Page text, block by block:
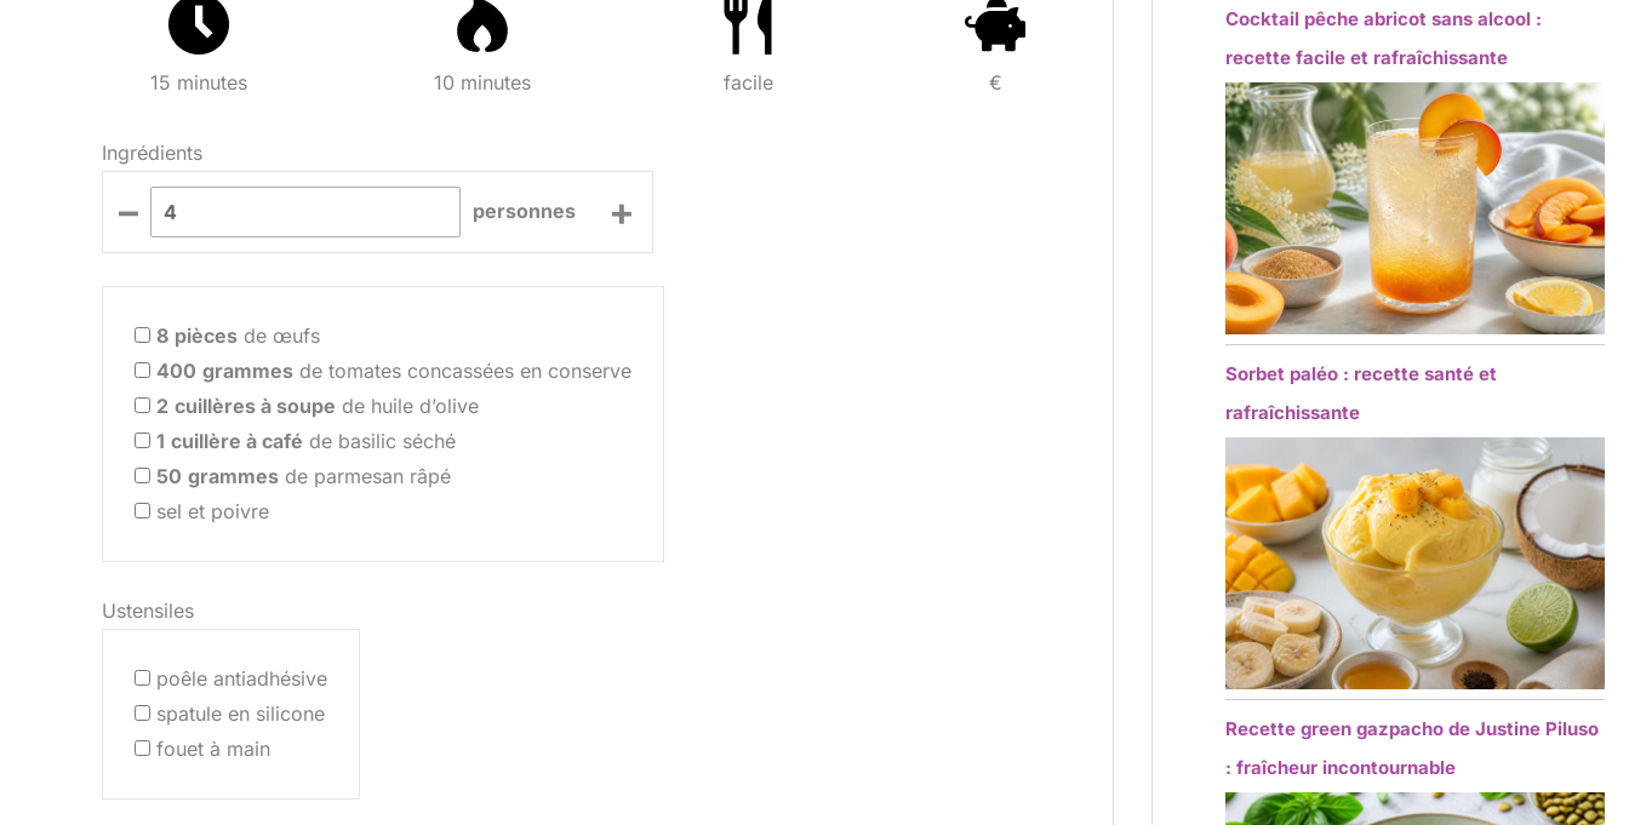
15 minutes 10 minutes facile €
Ingrédients
– personnes +
8 pièces de œufs
400 grammes de tomates concassées en conserve
2 cuillères à soupe de huile d’olive
1 cuillère à café de basilic séché
50 grammes de parmesan râpé
sel et poivre
Ustensiles
poêle antiadhésive
spatule en silicone
fouet à main
Cocktail pêche abricot sans alcool :
recette facile et rafraîchissante
Sorbet paléo : recette santé et
rafraîchissante
Recette green gazpacho de Justine Piluso
: fraîcheur incontournable